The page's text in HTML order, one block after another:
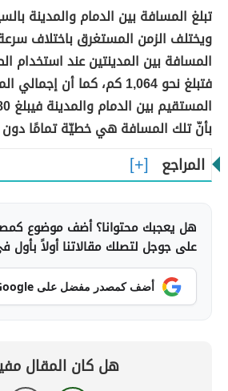
ويختلف الزمن المستغرق باختلاف سرعة
المسافة بين المدينتين عند استخدام
فتبلغ نحو 1,064 كم، كما أن
بأنّ تلك المسافة هي خطيّة تمامًا دون
المراجع
هل يعجبك محتوانا؟ أضف موضوع
على جوجل لتصلك مقالاتنا أولاً بأول
أضف كمصدر مفضل على Google
هل كان المقال